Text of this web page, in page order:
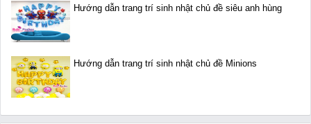
Hướng dẫn trang trí sinh nhật chủ đề siêu anh hùng
Hướng dẫn trang trí sinh nhật chủ đề Minions